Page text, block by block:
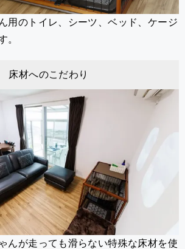
用のトイレ、シーツ、ベッド、ケージ
。
床材へのこだわり
んが走っても滑らない特殊な床材を使